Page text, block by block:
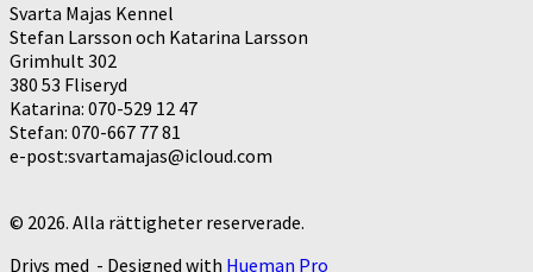
Svarta Majas Kennel
Stefan Larsson och Katarina Larsson
Grimhult 302
380 53 Fliseryd
Katarina: 070-529 12 47
Stefan: 070-667 77 81
e-post:svartamajas@icloud.com
© 2026. Alla rättigheter reserverade.
Drivs med - Designed with Hueman Pro